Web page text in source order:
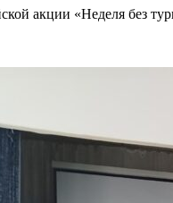
акции «Неделя без